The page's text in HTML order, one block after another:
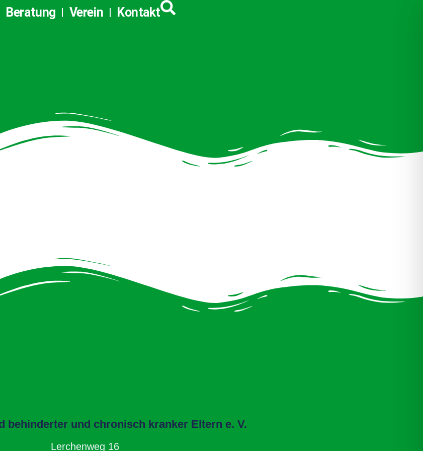
Beratung Verein Kontakt
behinderter und chronisch kranker Eltern e. V.
Lerchenweg 16